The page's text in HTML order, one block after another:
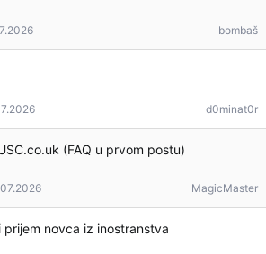
bombaš
d0minat0r
(FAQ u prvom postu)
MagicMaster
prijem novca iz inostranstva